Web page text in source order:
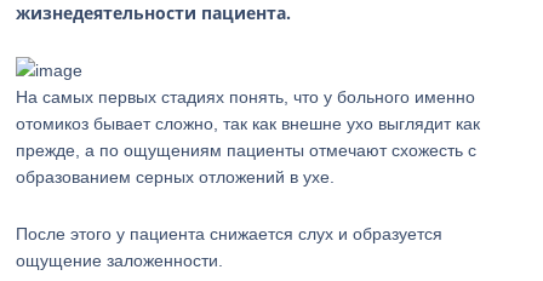
жизнедеятельности пациента.
На самых первых стадиях понять, что у больного именно
отомикоз бывает сложно, так как внешне ухо выглядит как
прежде, а по ощущениям пациенты отмечают схожесть с
образованием серных отложений в ухе.
После этого у пациента снижается слух и образуется
ощущение заложенности.